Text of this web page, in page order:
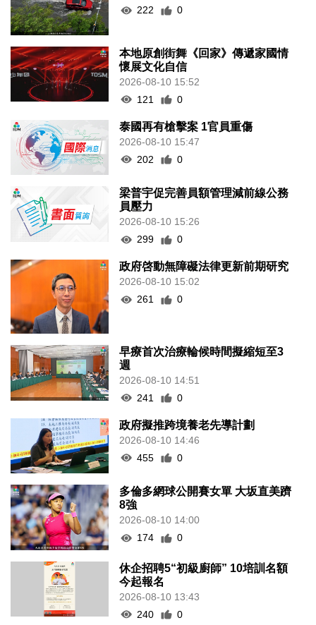
222
0
本地原創街舞《回家》傳遞家國情
懷展文化自信
2026-08-10 15:52
121
0
泰國再有槍擊案 1官員重傷
2026-08-10 15:47
202
0
梁普宇促完善員額管理減前線公務
員壓力
2026-08-10 15:26
299
0
政府啓動無障礙法律更新前期研究
2026-08-10 15:02
261
0
早療首次治療輪候時間擬縮短至3
週
2026-08-10 14:51
241
0
政府擬推跨境養老先導計劃
2026-08-10 14:46
455
0
多倫多網球公開賽女單 大坂直美躋
8強
2026-08-10 14:00
174
0
休企招聘5“初級廚師” 10培訓名額
今起報名
2026-08-10 13:43
240
0